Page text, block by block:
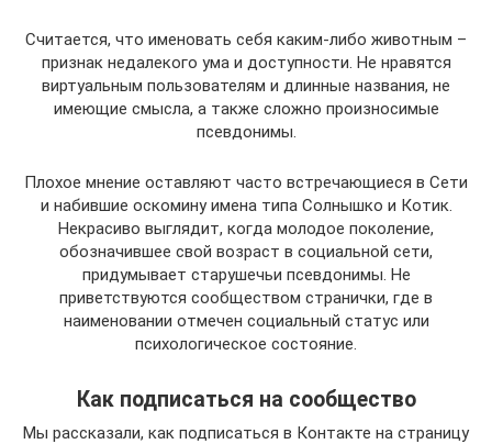
Считается, что именовать себя каким-либо животным –
признак недалекого ума и доступности. Не нравятся
виртуальным пользователям и длинные названия, не
имеющие смысла, а также сложно произносимые
псевдонимы.
Плохое мнение оставляют часто встречающиеся в Сети
и набившие оскомину имена типа Солнышко и Котик.
Некрасиво выглядит, когда молодое поколение,
обозначившее свой возраст в социальной сети,
придумывает старушечьи псевдонимы. Не
приветствуются сообществом странички, где в
наименовании отмечен социальный статус или
психологическое состояние.
Как подписаться на сообщество
Мы рассказали, как подписаться в Контакте на страницу